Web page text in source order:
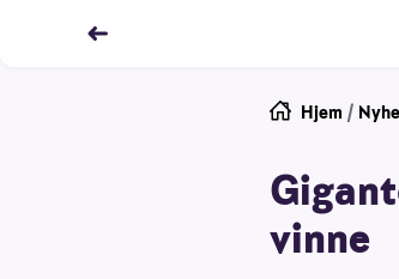
Hjem /
vinne